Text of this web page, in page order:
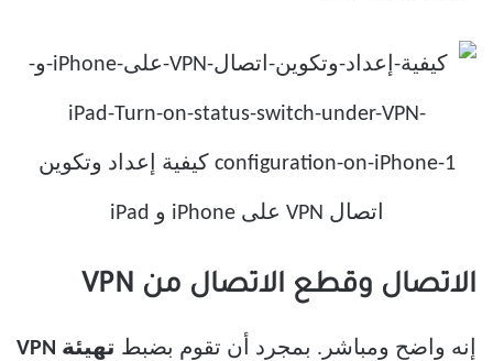
الاتصال وقطع الاتصال من VPN
إنه واضح ومباشر. بمجرد أن تقوم بضبط تهيئة VPN